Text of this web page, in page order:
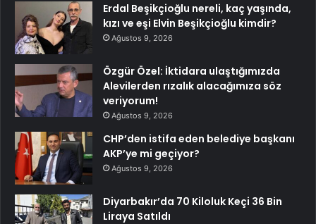
Erdal Beşikçioğlu nereli, kaç yaşında,
kızı ve eşi Elvin Beşikçioğlu kimdir?
Ağustos 9, 2026
Özgür Özel: İktidara ulaştığımızda
Alevilerden rızalık alacağımıza söz
veriyorum!
Ağustos 9, 2026
CHP’den istifa eden belediye başkanı
AKP’ye mi geçiyor?
Ağustos 9, 2026
Diyarbakır’da 70 Kiloluk Keçi 36 Bin
Liraya Satıldı